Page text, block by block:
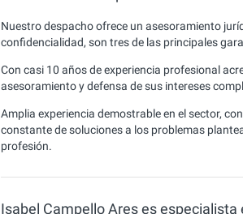
Nuestro despacho ofrece un asesoramiento
confidencialidad, son tres de las principales
Con casi 10 años de experiencia profesional
asesoramiento y defensa de sus intereses
Amplia experiencia demostrable en el sector,
constante de soluciones a los problemas
profesión.
Isabel Campello Ares es especialista